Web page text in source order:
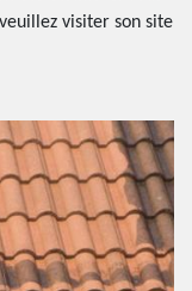
visiter son site